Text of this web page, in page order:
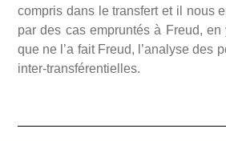
compris dans le transfert et il nous
par des cas empruntés à Freud,
que ne l’a fait Freud, l’analyse des
inter-transférentielles.